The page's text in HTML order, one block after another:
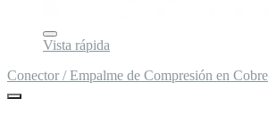
Vista rápida
Conector / Empalme de Compresión en